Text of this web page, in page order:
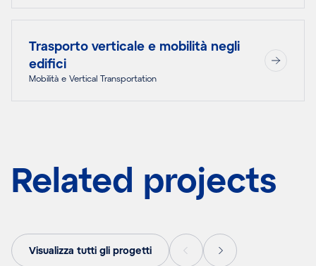
Trasporto verticale e mobilità negli
edifici
Mobilità e Vertical Transportation
Related projects
Visualizza tutti gli progetti